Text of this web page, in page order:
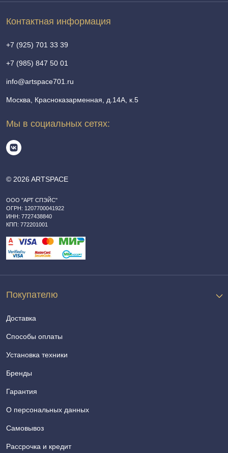
© 2026 ARTSPACE
ООО "АРТ СПЭЙС"
ОГРН: 1207700041922
ИНН: 7727438840
КПП: 772201001
Покупателю
Доставка
Способы оплаты
Установка техники
Бренды
Гарантия
О персональных данных
Самовывоз
Рассрочка и кредит
Контактная информация
+7 (925) 701 33 39
+7 (985) 847 50 01
info@artspace701.ru
Москва, Красноказарменная, д.14А, к.5
Мы в социальных сетях: